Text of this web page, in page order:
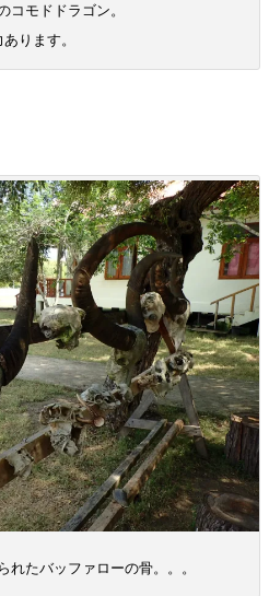
コモドドラゴン。
ります。
れたバッファローの骨。。。